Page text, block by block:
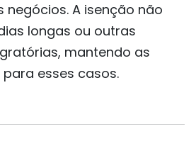
negócios. A isenção não
longas ou outras
mantendo as
esses casos.